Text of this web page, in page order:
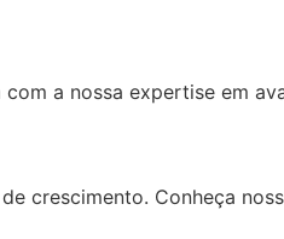
a nossa expertise em
crescimento. Conheça